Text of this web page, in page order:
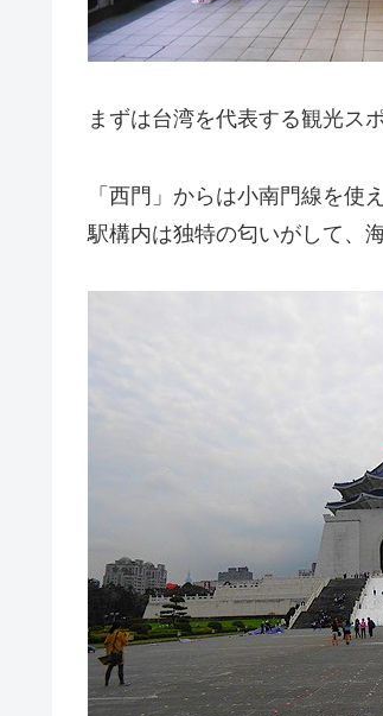
まずは台湾を代表する観光ス
「西門」からは小南門線を使
駅構内は独特の匂いがして、